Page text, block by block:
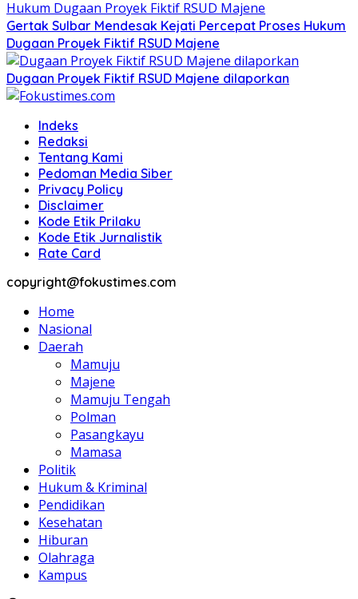
Gertak Sulbar Mendesak Kejati Percepat Proses Hukum
Dugaan Proyek Fiktif RSUD Majene
Dugaan Proyek Fiktif RSUD Majene dilaporkan
Indeks
Redaksi
Tentang Kami
Pedoman Media Siber
Privacy Policy
Disclaimer
Kode Etik Prilaku
Kode Etik Jurnalistik
Rate Card
copyright@fokustimes.com
Home
Nasional
Daerah
Mamuju
Majene
Mamuju Tengah
Polman
Pasangkayu
Mamasa
Politik
Hukum & Kriminal
Pendidikan
Kesehatan
Hiburan
Olahraga
Kampus